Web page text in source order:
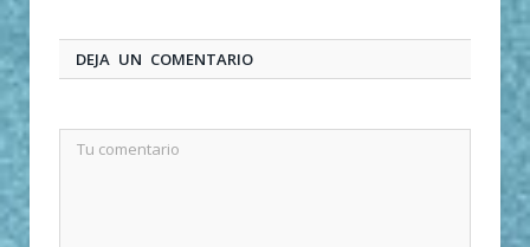
DEJA UN COMENTARIO